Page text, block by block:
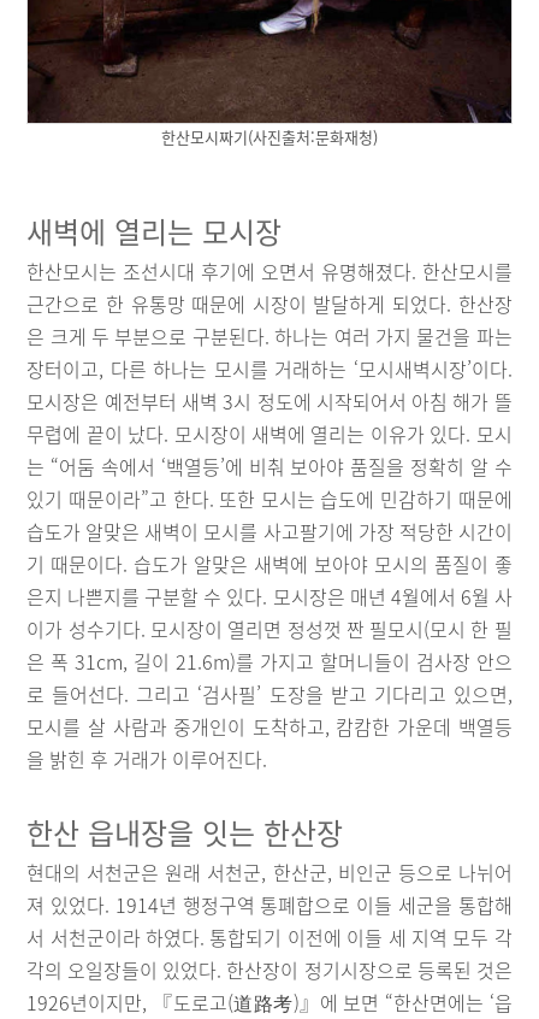
한산모시짜기(사진출처:문화재청)
새벽에 열리는 모시장
한산모시는 조선시대 후기에 오면서 유명해졌다. 한산모시를
근간으로 한 유통망 때문에 시장이 발달하게 되었다. 한산장
은 크게 두 부분으로 구분된다. 하나는 여러 가지 물건을 파는
장터이고, 다른 하나는 모시를 거래하는 ‘모시새벽시장’이다.
모시장은 예전부터 새벽 3시 정도에 시작되어서 아침 해가 뜰
무렵에 끝이 났다. 모시장이 새벽에 열리는 이유가 있다. 모시
는 “어둠 속에서 ‘백열등’에 비춰 보아야 품질을 정확히 알 수
있기 때문이라”고 한다. 또한 모시는 습도에 민감하기 때문에
습도가 알맞은 새벽이 모시를 사고팔기에 가장 적당한 시간이
기 때문이다. 습도가 알맞은 새벽에 보아야 모시의 품질이 좋
은지 나쁜지를 구분할 수 있다. 모시장은 매년 4월에서 6월 사
이가 성수기다. 모시장이 열리면 정성껏 짠 필모시(모시 한 필
은 폭 31cm, 길이 21.6m)를 가지고 할머니들이 검사장 안으
로 들어선다. 그리고 ‘검사필’ 도장을 받고 기다리고 있으면,
모시를 살 사람과 중개인이 도착하고, 캄캄한 가운데 백열등
을 밝힌 후 거래가 이루어진다.
한산 읍내장을 잇는 한산장
현대의 서천군은 원래 서천군, 한산군, 비인군 등으로 나뉘어
져 있었다. 1914년 행정구역 통폐합으로 이들 세군을 통합해
서 서천군이라 하였다. 통합되기 이전에 이들 세 지역 모두 각
각의 오일장들이 있었다. 한산장이 정기시장으로 등록된 것은
1926년이지만, 『도로고(道路考)』에 보면 “한산면에는 ‘읍